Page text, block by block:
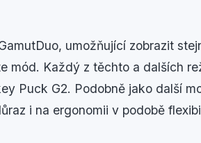
umožňující zobrazit
mód. Každý z těchto a dalších
Puck G2. Podobně jako další
i na ergonomii v podobě